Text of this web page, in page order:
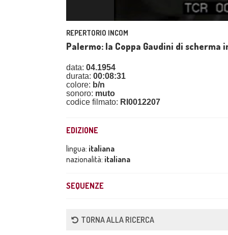
REPERTORIO INCOM
Palermo: la Coppa Gaudini di
data: 04.1954
durata: 00:08:31
colore: b/n
sonoro: muto
codice filmato: RI0012207
EDIZIONE
lingua: italiana
nazionalità: italiana
SEQUENZE
TORNA ALLA RICERCA